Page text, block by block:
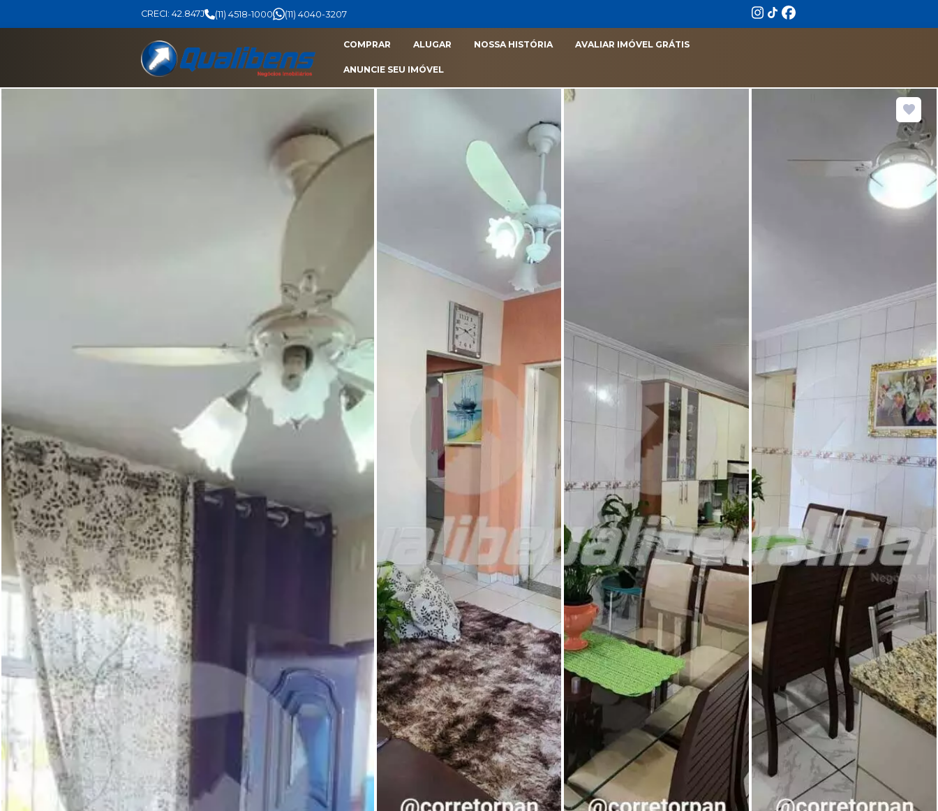
CRECI: 42.847J (11) 4518-1000 (11) 4040-3207
COMPRAR ALUGAR NOSSA HISTÓRIA AVALIAR IMÓVEL GRÁTIS
ANUNCIE SEU IMÓVEL